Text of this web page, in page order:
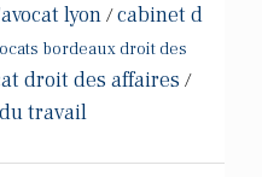
lyon /cabinet d
bordeaux droit des
droit des affaires /
travail